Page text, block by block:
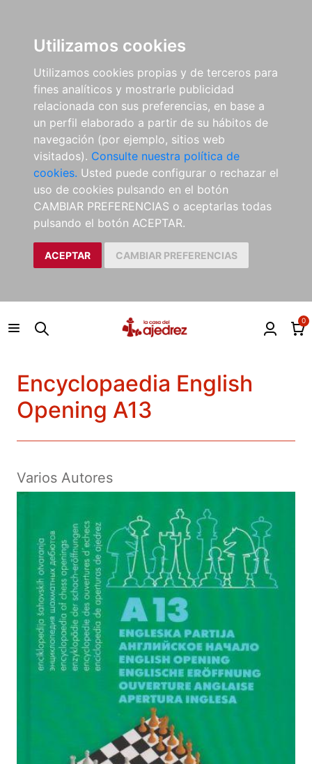
Utilizamos cookies
Utilizamos cookies propias y de terceros para
fines analíticos y mostrarle publicidad
relacionada con sus preferencias, en base a
un perfil elaborado a partir de su hábitos de
navegación (por ejemplo, sitios web
visitados). Consulte nuestra política de
cookies. Usted puede configurar o rechazar el
uso de cookies pulsando en el botón
CAMBIAR PREFERENCIAS o aceptarlas todas
pulsando el botón ACEPTAR.
ACEPTAR CAMBIAR PREFERENCIAS
0
Encyclopaedia English
Opening A13
Varios Autores